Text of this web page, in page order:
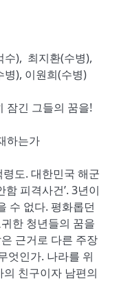
수), 최지환(수병),
병), 이원희(수병)
잠긴 그들의 꿈을!
하는가
도. 대한민국 해군
피격사건’. 3년이
수 없다. 평화롭던
한 청년들의 꿈을
근거로 다른 주장
엇인가. 나라를 위
친구이자 남편의